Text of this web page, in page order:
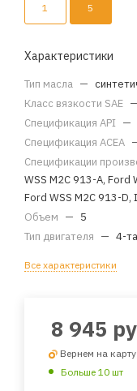
1 5
Характеристики
Тип масла —
Класс вязкости SAE —
Спецификация API —
Спецификация ACEA
Спецификации
WSS M2C 913-A, Ford
Ford WSS M2C 913-
Объем — 5
Тип двигателя — 4-
Все характеристики
8 945
Вернем на
Больше 10 шт